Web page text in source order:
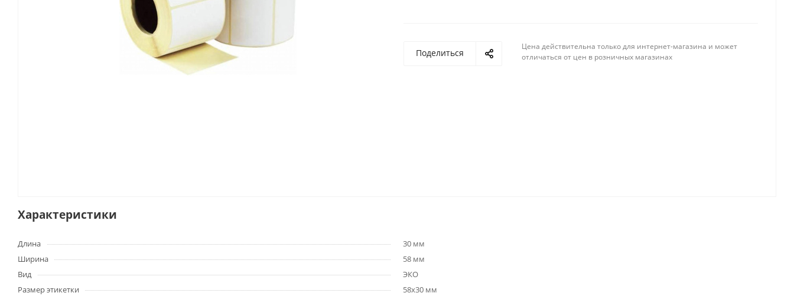
Поделиться
Цена действительна только для интернет-магазина и может
отличаться от цен в розничных магазинах
Характеристики
Длина
30 мм
Ширина
58 мм
Вид
ЭКО
Размер этикетки
58х30 мм